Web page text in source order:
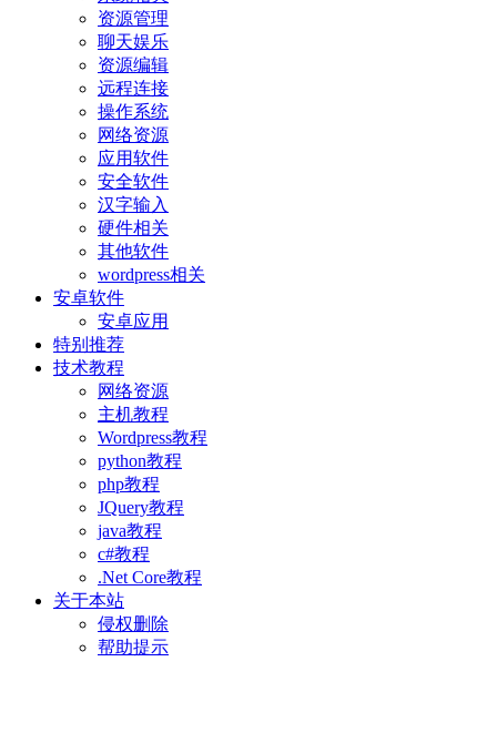
资源管理
聊天娱乐
资源编辑
远程连接
操作系统
网络资源
应用软件
安全软件
汉字输入
硬件相关
其他软件
wordpress相关
安卓软件
安卓应用
特别推荐
技术教程
网络资源
主机教程
Wordpress教程
python教程
php教程
JQuery教程
java教程
c#教程
.Net Core教程
关于本站
侵权删除
帮助提示